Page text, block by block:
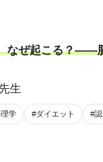
なぜ起こる？――
生
学 #ダイエット #